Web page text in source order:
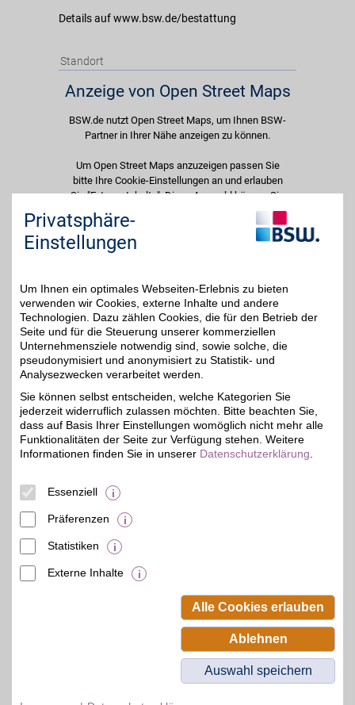
Details auf www.bsw.de/bestattung
Standort
Anzeige von Open Street Maps
BSW.de nutzt Open Street Maps, um Ihnen BSW-
Partner in Ihrer Nähe anzeigen zu können.
Um Open Street Maps anzuzeigen passen Sie
bitte Ihre Cookie-Einstellungen an und erlauben
Sie "Externe Inhalte". Diese Auswahl können Sie
jederzeit über die Cookie-Einstellungen im
unteren Seitenbereich ändern.
Adresse
Zwingerstr. 6
06110 Halle
Filialen in der Nähe
Telefon0345 / 23 34 80
Beamten-Selbsthilfewerk GmbH.
Privatsphäre-
Einstellungen
Um Ihnen ein optimales Webseiten-Erlebnis zu bieten
verwenden wir Cookies, externe Inhalte und andere
Technologien. Dazu zählen Cookies, die für den Betrieb der
Seite und für die Steuerung unserer kommerziellen
Unternehmensziele notwendig sind, sowie solche, die
pseudonymisiert und anonymisiert zu Statistik- und
Analysezwecken verarbeitet werden.
Sie können selbst entscheiden, welche Kategorien Sie
jederzeit widerruflich zulassen möchten. Bitte beachten Sie,
dass auf Basis Ihrer Einstellungen womöglich nicht mehr alle
Funktionalitäten der Seite zur Verfügung stehen. Weitere
Informationen finden Sie in unserer Datenschutzerklärung
Essenziell
Präferenzen
Statistiken
Externe Inhalte
Alle Cookies erlauben
Ablehnen
Auswahl speichern